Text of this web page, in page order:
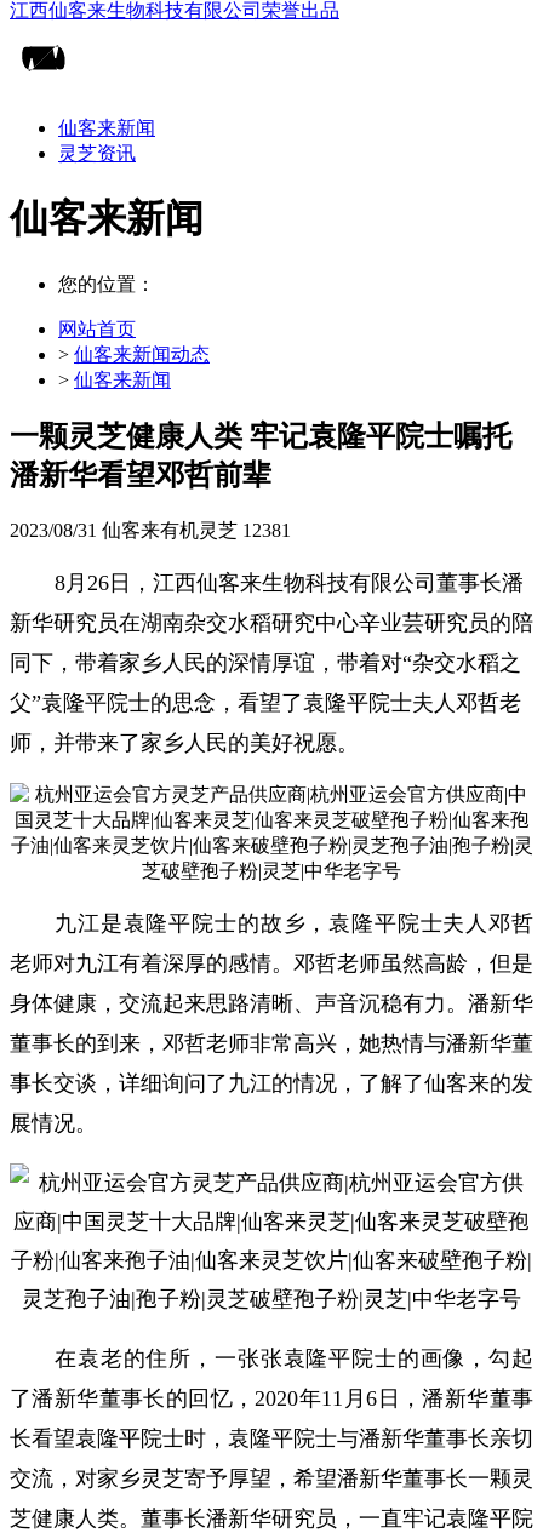
仙客来新闻
灵芝资讯
仙客来新闻
您的位置：
网站首页
> 仙客来新闻动态
> 仙客来新闻
一颗灵芝健康人类 牢记袁隆平院士嘱托
潘新华看望邓哲前辈
2023/08/31 仙客来有机灵芝 12381
8月26日，江西仙客来生物科技有限公司董事长潘
新华研究员在湖南杂交水稻研究中心辛业芸研究员的陪
同下，带着家乡人民的深情厚谊，带着对“杂交水稻之
父”袁隆平院士的思念，看望了袁隆平院士夫人邓哲老
师，并带来了家乡人民的美好祝愿。
九江是袁隆平院士的故乡，袁隆平院士夫人邓哲
老师对九江有着深厚的感情。邓哲老师虽然高龄，但是
身体健康，交流起来思路清晰、声音沉稳有力。潘新华
董事长的到来，邓哲老师非常高兴，她热情与潘新华董
事长交谈，详细询问了九江的情况，了解了仙客来的发
展情况。
在袁老的住所，一张张袁隆平院士的画像，勾起
了潘新华董事长的回忆，2020年11月6日，潘新华董事
长看望袁隆平院士时，袁隆平院士与潘新华董事长亲切
交流，对家乡灵芝寄予厚望，希望潘新华董事长一颗灵
芝健康人类。董事长潘新华研究员，一直牢记袁隆平院